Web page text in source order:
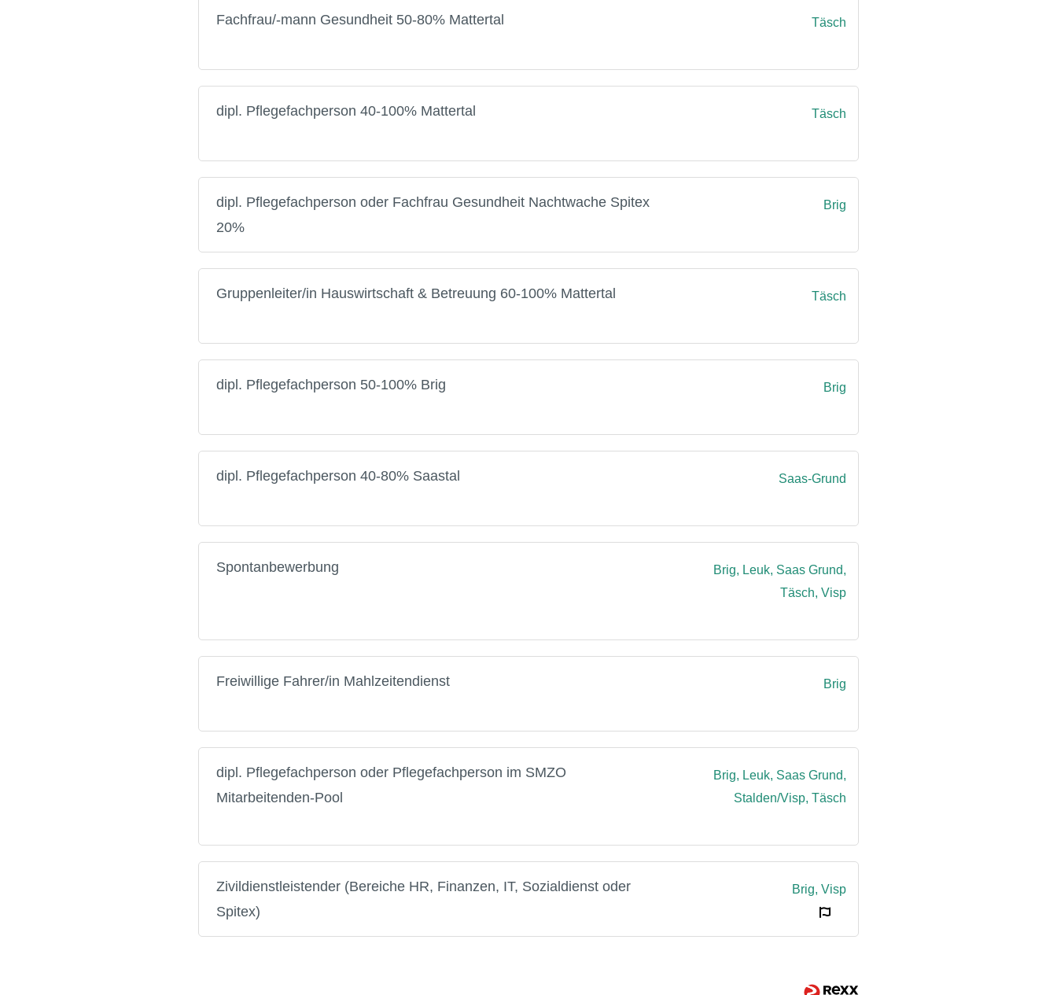
Fachfrau/-mann Gesundheit 50-80% Mattertal Täsch
dipl. Pflegefachperson 40-100% Mattertal Täsch
dipl. Pflegefachperson oder Fachfrau Gesundheit Nachtwache Spitex
20%
Brig
Gruppenleiter/in Hauswirtschaft & Betreuung 60-100% Mattertal Täsch
dipl. Pflegefachperson 50-100% Brig Brig
dipl. Pflegefachperson 40-80% Saastal Saas-Grund
Spontanbewerbung
Brig, Leuk, Saas Grund,
Täsch, Visp
Freiwillige Fahrer/in Mahlzeitendienst Brig
dipl. Pflegefachperson oder Pflegefachperson im SMZO
Mitarbeitenden-Pool
Brig, Leuk, Saas Grund,
Stalden/Visp, Täsch
Zivildienstleistender (Bereiche HR, Finanzen, IT, Sozialdienst oder
Spitex)
Brig, Visp